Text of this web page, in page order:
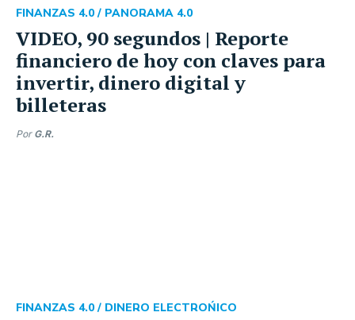
VIDEO, 90 segundos | Reporte
financiero de hoy con claves para
invertir, dinero digital y
billeteras
FINANZAS 4.0 / PANORAMA 4.0
Por G.R.
FINANZAS 4.0 / DINERO ELECTROŃICO